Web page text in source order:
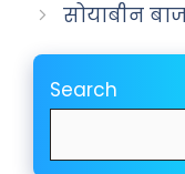
सोयाबीन
Search